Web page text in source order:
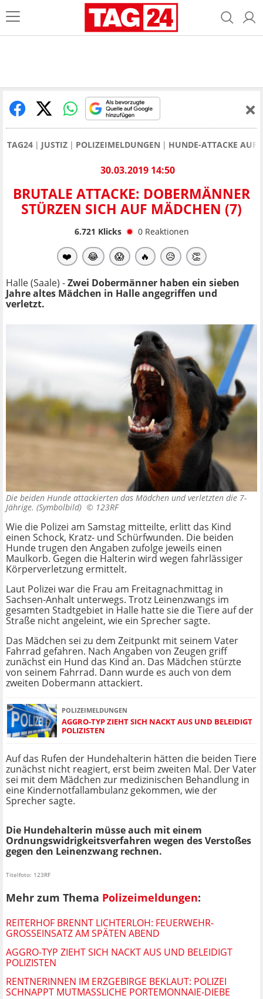
TAG24 JUSTIZ POLIZEIMELDUNGEN HUNDE-ATTACKE AUF
30.03.2019 14:50
BRUTALE ATTACKE: DOBERMÄNNER
STÜRZEN SICH AUF MÄDCHEN (7)
6.721 Klicks 0 Reaktionen
❤️ 😂 😱 🔥 😥 👏
Halle (Saale) -Zwei Dobermänner haben ein sieben
Jahre altes Mädchen in Halle angegriffen und
verletzt.
Die beiden Hunde attackierten das Mädchen und verletzten die 7-
Jährige. (Symbolbild) © 123RF
Wie die Polizei am Samstag mitteilte, erlitt das Kind
einen Schock, Kratz- und Schürfwunden. Die beiden
Hunde trugen den Angaben zufolge jeweils einen
Maulkorb. Gegen die Halterin wird wegen fahrlässiger
Körperverletzung ermittelt.
Laut Polizei war die Frau am Freitagnachmittag in
Sachsen-Anhalt unterwegs. Trotz Leinenzwangs im
gesamten Stadtgebiet in Halle hatte sie die Tiere auf der
Straße nicht angeleint, wie ein Sprecher sagte.
Das Mädchen sei zu dem Zeitpunkt mit seinem Vater
Fahrrad gefahren. Nach Angaben von Zeugen griff
zunächst ein Hund das Kind an. Das Mädchen stürzte
von seinem Fahrrad. Dann wurde es auch von dem
zweiten Dobermann attackiert.
POLIZEIMELDUNGEN
AGGRO-TYP ZIEHT SICH NACKT AUS UND BELEIDIGT
POLIZISTEN
Auf das Rufen der Hundehalterin hätten die beiden Tiere
zunächst nicht reagiert, erst beim zweiten Mal. Der Vater
sei mit dem Mädchen zur medizinischen Behandlung in
eine Kindernotfallambulanz gekommen, wie der
Sprecher sagte.
Die Hundehalterin müsse auch mit einem
Ordnungswidrigkeitsverfahren wegen des Verstoßes
gegen den Leinenzwang rechnen.
Titelfoto: 123RF
Mehr zum Thema Polizeimeldungen:
REITERHOF BRENNT LICHTERLOH: FEUERWEHR-
GROSSEINSATZ AM SPÄTEN ABEND
AGGRO-TYP ZIEHT SICH NACKT AUS UND BELEIDIGT
POLIZISTEN
RENTNERINNEN IM ERZGEBIRGE BEKLAUT: POLIZEI
SCHNAPPT MUTMASSLICHE PORTEMONNAIE-DIEBE